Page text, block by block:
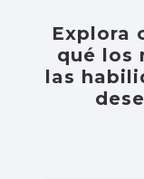
Explora
qué los
las